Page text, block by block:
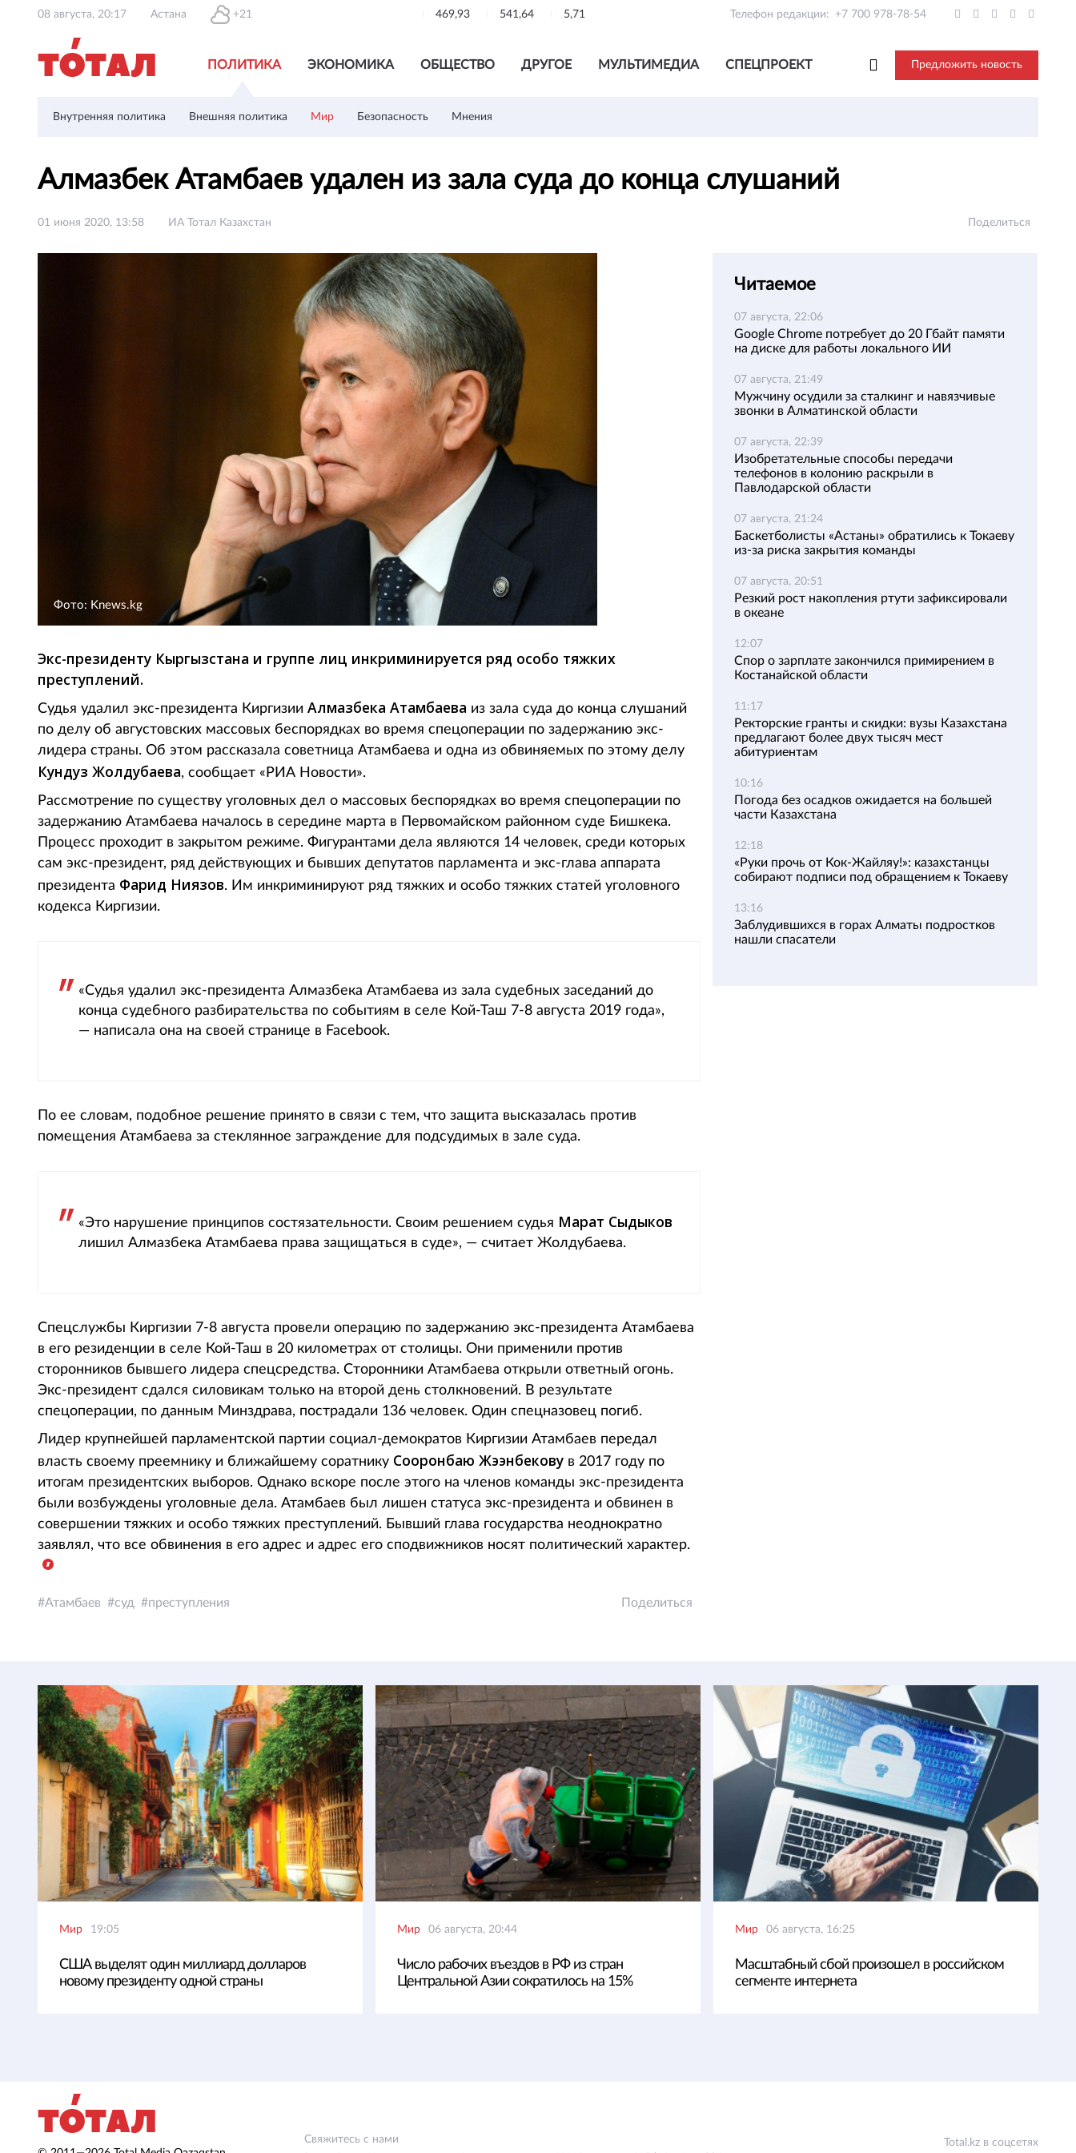
08 августа, 20:17 Астана +21 469,93 541,64 5,71 Телефон редакции: +7 700 978-78-54
ПОЛИТИКА ЭКОНОМИКА ОБЩЕСТВО ДРУГОЕ МУЛЬТИМЕДИА СПЕЦПРОЕКТ Предложить новость
Внутренняя политика Внешняя политика Мир Безопасность Мнения
Алмазбек Атамбаев удален из зала суда до конца слушаний
01 июня 2020, 13:58 ИА Тотал Казахстан Поделиться
Фото: Knews.kg
Экс-президенту Кыргызстана и группе лиц инкриминируется ряд особо тяжких
преступлений.
Судья удалил экс-президента Киргизии Алмазбека Атамбаева из зала суда до конца слушаний
по делу об августовских массовых беспорядках во время спецоперации по задержанию экс-
лидера страны. Об этом рассказала советница Атамбаева и одна из обвиняемых по этому делу
Кундуз Жолдубаева, сообщает «РИА Новости».
Рассмотрение по существу уголовных дел о массовых беспорядках во время спецоперации по
задержанию Атамбаева началось в середине марта в Первомайском районном суде Бишкека.
Процесс проходит в закрытом режиме. Фигурантами дела являются 14 человек, среди которых
сам экс-президент, ряд действующих и бывших депутатов парламента и экс-глава аппарата
президента Фарид Ниязов. Им инкриминируют ряд тяжких и особо тяжких статей уголовного
кодекса Киргизии.
«Судья удалил экс-президента Алмазбека Атамбаева из зала судебных заседаний до
конца судебного разбирательства по событиям в селе Кой-Таш 7-8 августа 2019 года»,
— написала она на своей странице в Facebook.
По ее словам, подобное решение принято в связи с тем, что защита высказалась против
помещения Атамбаева за стеклянное заграждение для подсудимых в зале суда.
«Это нарушение принципов состязательности. Своим решением судья Марат Сыдыков
лишил Алмазбека Атамбаева права защищаться в суде», — считает Жолдубаева.
Спецслужбы Киргизии 7-8 августа провели операцию по задержанию экс-президента Атамбаева
в его резиденции в селе Кой-Таш в 20 километрах от столицы. Они применили против
сторонников бывшего лидера спецсредства. Сторонники Атамбаева открыли ответный огонь.
Экс-президент сдался силовикам только на второй день столкновений. В результате
спецоперации, по данным Минздрава, пострадали 136 человек. Один спецназовец погиб.
Лидер крупнейшей парламентской партии социал-демократов Киргизии Атамбаев передал
власть своему преемнику и ближайшему соратнику Сооронбаю Жээнбекову в 2017 году по
итогам президентских выборов. Однако вскоре после этого на членов команды экс-президента
были возбуждены уголовные дела. Атамбаев был лишен статуса экс-президента и обвинен в
совершении тяжких и особо тяжких преступлений. Бывший глава государства неоднократно
заявлял, что все обвинения в его адрес и адрес его сподвижников носят политический характер.
Атамбаев суд преступления Поделиться
Читаемое
07 августа, 22:06
Google Chrome потребует до 20 Гбайт памяти
на диске для работы локального ИИ
07 августа, 21:49
Мужчину осудили за сталкинг и навязчивые
звонки в Алматинской области
07 августа, 22:39
Изобретательные способы передачи
телефонов в колонию раскрыли в
Павлодарской области
07 августа, 21:24
Баскетболисты «Астаны» обратились к Токаеву
из-за риска закрытия команды
07 августа, 20:51
Резкий рост накопления ртути зафиксировали
в океане
12:07
Спор о зарплате закончился примирением в
Костанайской области
11:17
Ректорские гранты и скидки: вузы Казахстана
предлагают более двух тысяч мест
абитуриентам
10:16
Погода без осадков ожидается на большей
части Казахстана
12:18
«Руки прочь от Кок-Жайляу!»: казахстанцы
собирают подписи под обращением к Токаеву
13:16
Заблудившихся в горах Алматы подростков
нашли спасатели
Мир 19:05
США выделят один миллиард долларов
новому президенту одной страны
Мир 06 августа, 20:44
Число рабочих въездов в РФ из стран
Центральной Азии сократилось на 15%
Мир 06 августа, 16:25
Масштабный сбой произошел в российском
сегменте интернета
Свяжитесь с нами
Total.kz в соцсетях